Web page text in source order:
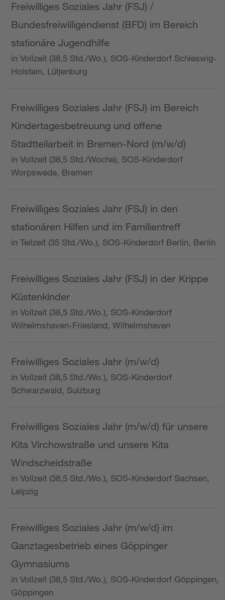
Freiwilliges Soziales Jahr (FSJ) /
Bundesfreiwilligendienst (BFD) im Bereich
stationäre Jugendhilfe
in Vollzeit (38,5 Std./Wo.), SOS-Kinderdorf Schleswig-
Holstein, Lütjenburg
Freiwilliges Soziales Jahr (FSJ) im Bereich
Kindertagesbetreuung und offene
Stadtteilarbeit in Bremen-Nord (m/w/d)
in Vollzeit (38,5 Std./Woche), SOS-Kinderdorf
Worpswede, Bremen
Freiwilliges Soziales Jahr (FSJ) in den
stationären Hilfen und im Familientreff
in Teilzeit (35 Std./Wo.), SOS-Kinderdorf Berlin, Berlin
Freiwilliges Soziales Jahr (FSJ) in der Krippe
Küstenkinder
in Vollzeit (38,5 Std./Wo.), SOS-Kinderdorf
Wilhelmshaven-Friesland, Wilhelmshaven
Freiwilliges Soziales Jahr (m/w/d)
in Vollzeit (38,5 Std./Wo.), SOS-Kinderdorf
Schwarzwald, Sulzburg
Freiwilliges Soziales Jahr (m/w/d) für unsere
Kita Virchowstraße und unsere Kita
Windscheidstraße
in Vollzeit (38,5 Std./Wo.), SOS-Kinderdorf Sachsen,
Leipzig
Freiwilliges Soziales Jahr (m/w/d) im
Ganztagesbetrieb eines Göppinger
Gymnasiums
in Vollzeit (38,5 Std./Wo.), SOS-Kinderdorf Göppingen,
Göppingen